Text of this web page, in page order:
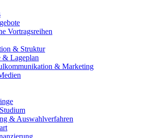
Vortragsreihen
& Struktur
& Lageplan
& Marketing
& Auswahlverfahren